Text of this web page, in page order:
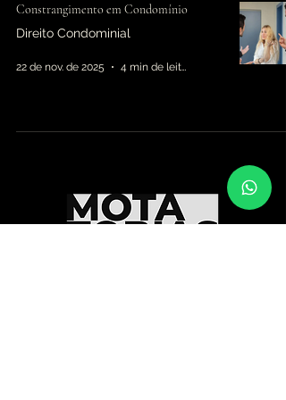
Constrangimento em Condomínio
Direito Condominial
22 de nov. de 2025 4 min de leitura